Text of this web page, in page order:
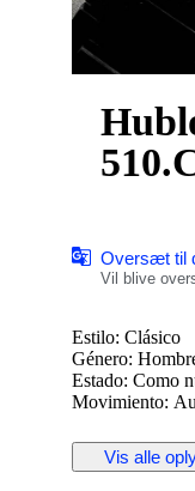
Oversæt til
Vil blive
Estilo: Clásico
Género:
Estado: Como
Movimiento:
Bisel: Con 6
Corona: Con
Vis alle